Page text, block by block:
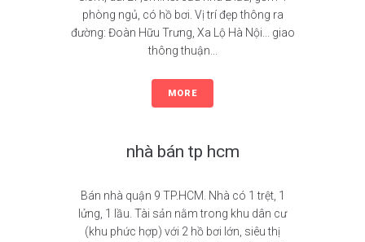
phòng ngủ, có hồ bơi. Vị trí đẹp thông ra
đường: Đoàn Hữu Trưng, Xa Lộ Hà Nội... giao
thông thuận...
MORE
nhà bán tp hcm
Bán nhà quận 9 TP.HCM. Nhà có 1 trệt, 1
lửng, 1 lầu. Tài sản nằm trong khu dân cư
(khu phức hợp) với 2 hồ bơi lớn, siêu thị